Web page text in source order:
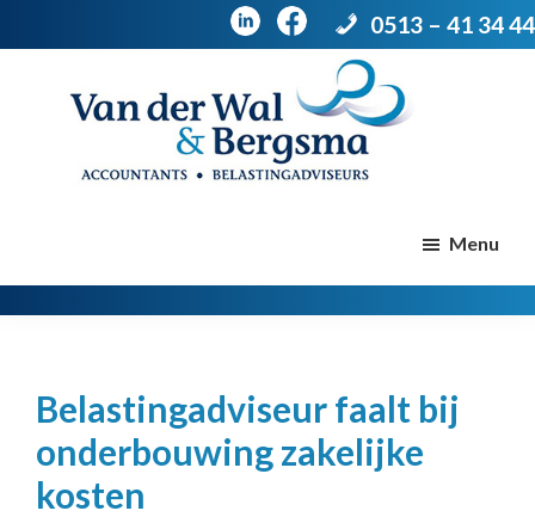
0513 – 41 34 44
Menu
Belastingadviseur faalt bij
onderbouwing zakelijke
kosten